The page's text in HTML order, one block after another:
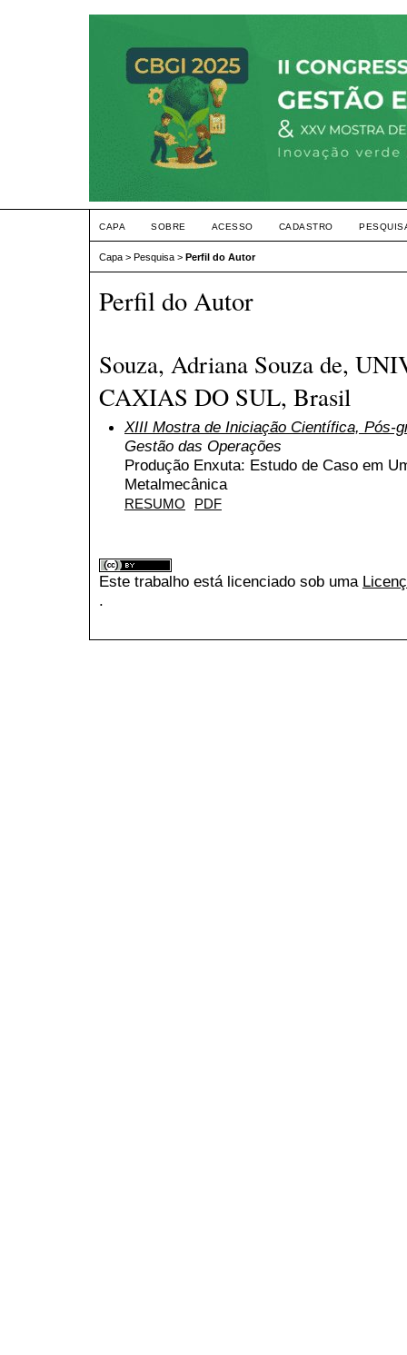
CAPA SOBRE ACESSO CADASTRO
Capa > Pesquisa > Perfil do Autor
Perfil do Autor
Souza, Adriana Souza de,
CAXIAS DO SUL, Brasil
XIII Mostra de Iniciação Científica, Pós-
Gestão das Operações
Produção Enxuta: Estudo de Caso em
Metalmecânica
RESUMO PDF
Este trabalho está licenciado sob uma
.